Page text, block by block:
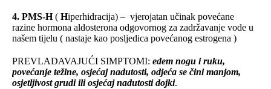
4. PMS-H( Hiperhidracija) – vjerojatan učinak povećane
razine hormona aldosterona odgovornog za zadržavanje vode u
našem tijelu ( nastaje kao posljedica povećanog estrogena )
PREVLADAVAJUĆI SIMPTOMI: edem nogu i ruku,
povećanje težine, osjećaj nadutosti, odjeća se čini manjom,
osjetljivost grudi ili osjećaj nadutosti dojki.